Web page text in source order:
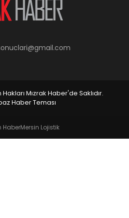
Mızrak Haber'de Saklıdır.
Haber Teması
HaberMersin Lojistik